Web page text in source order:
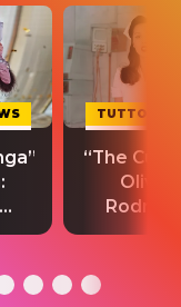
e
TUTTO
“The
Olivia
testo,